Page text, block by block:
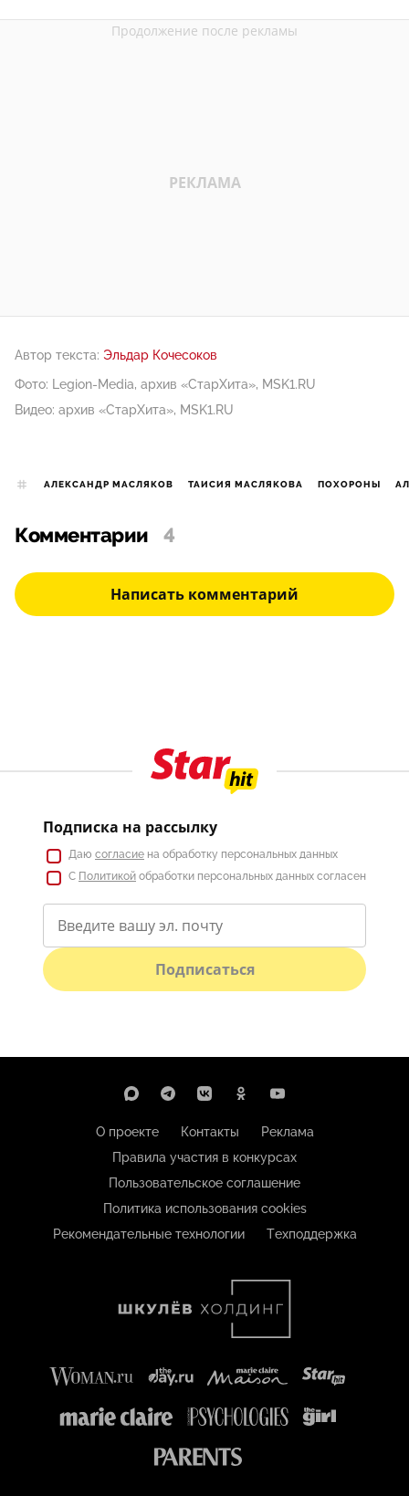
Автор текста: Эльдар Кочесоков
Фото: Legion-Media, архив «СтарХита», MSK1.RU
Видео: архив «СтарХита», MSK1.RU
АЛЕКСАНДР МАСЛЯКОВ ТАИСИЯ МАСЛЯКОВА ПОХОРОНЫ
Комментарии 4
Написать комментарий
Подписка на рассылку
Даю согласие на обработку персональных данных
С Политикой обработки персональных данных согласен
Подписаться
О проекте Контакты
Реклама
Правила участия в конкурсах
Пользовательское соглашение
Политика использования cookies
Рекомендательные технологии
Техподдержка